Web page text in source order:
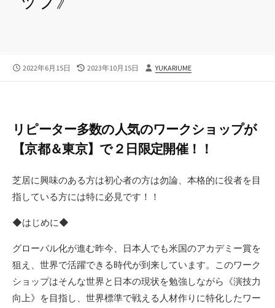
公
2022年6月15日
最
2023年10月15日
投
YUKARIUME
リピーター多数の人気のワークショップが
【京都＆東京】で２日限定開催！！
芝居に興味のある方は初心者の方は勿論、本格的に役者を目
指している方には特に必見です！！
◆はじめに◆
グローバル化が進む昨今、日本人でも米国のアカデミー賞を
狙え、世界で活躍できる時代が到来しています。このワーク
ショップはそんな世界と日本の現状を勉強しながら《演技力
向上》を目指し、世界標準で戦える人材作りに特化したワー